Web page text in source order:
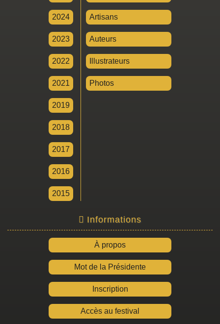
2024
2023
2022
2021
2019
2018
2017
2016
2015
Artisans
Auteurs
Illustrateurs
Photos
Informations
À propos
Mot de la Présidente
Inscription
Accès au festival